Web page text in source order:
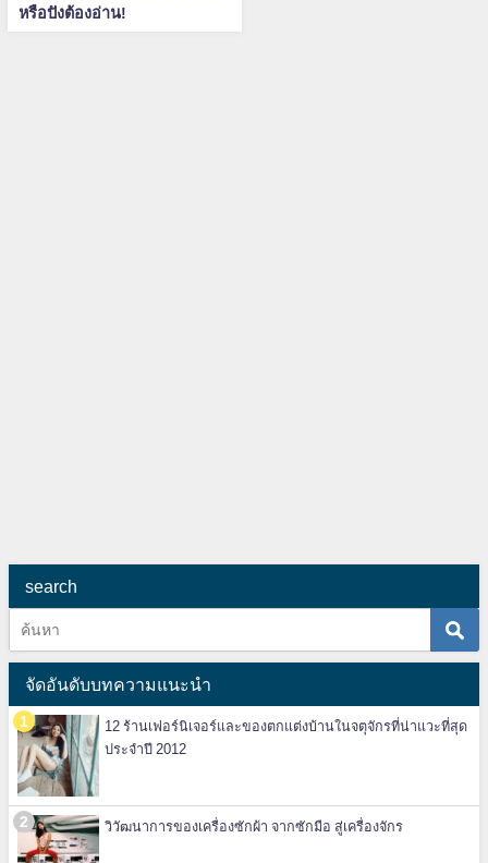
หรือปังต้องอ่าน!
search
จัดอันดับบทความแนะนำ
12 ร้านเฟอร์นิเจอร์และของตกแต่งบ้านในจตุจักรที่น่าแวะที่สุด
ประจำปี 2012
วิวัฒนาการของเครื่องซักผ้า จากซักมือ สู่เครื่องจักร